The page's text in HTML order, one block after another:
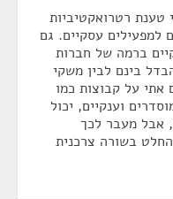
רטרואקטיביות
למפעילים עסקיים. גם
ברמה של חברות
בינם לבין משקי
אתי על קבוצות כמו
וענקיים, יכול
אבל מעבר לכך
בשורה צרכנית